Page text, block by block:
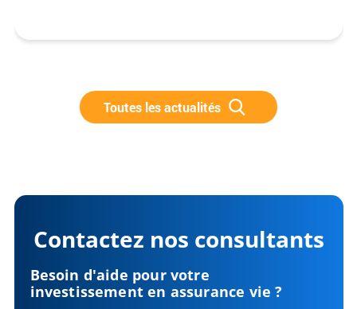
Toutes les actualités
Contactez nos consultants
Besoin d'aide pour votre
investissement en assurance vie ?